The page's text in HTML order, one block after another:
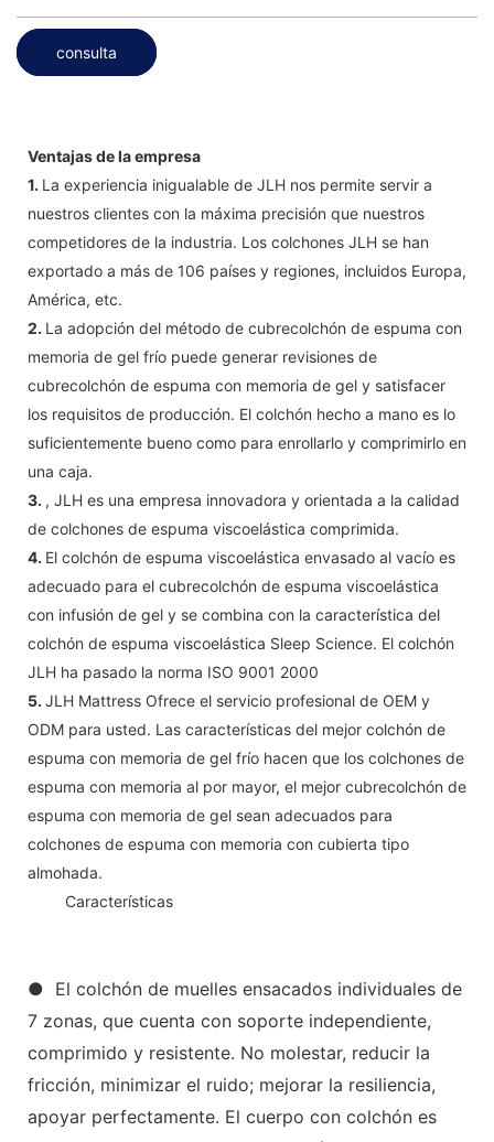
consulta
Ventajas de la empresa
1. La experiencia inigualable de JLH nos permite servir a
nuestros clientes con la máxima precisión que nuestros
competidores de la industria. Los colchones JLH se han
exportado a más de 106 países y regiones, incluidos Europa,
América, etc.
2. La adopción del método de cubrecolchón de espuma con
memoria de gel frío puede generar revisiones de
cubrecolchón de espuma con memoria de gel y satisfacer
los requisitos de producción. El colchón hecho a mano es lo
suficientemente bueno como para enrollarlo y comprimirlo en
una caja.
3. , JLH es una empresa innovadora y orientada a la calidad
de colchones de espuma viscoelástica comprimida.
4. El colchón de espuma viscoelástica envasado al vacío es
adecuado para el cubrecolchón de espuma viscoelástica
con infusión de gel y se combina con la característica del
colchón de espuma viscoelástica Sleep Science. El colchón
JLH ha pasado la norma ISO 9001 2000
5. JLH Mattress Ofrece el servicio profesional de OEM y
ODM para usted. Las características del mejor colchón de
espuma con memoria de gel frío hacen que los colchones de
espuma con memoria al por mayor, el mejor cubrecolchón de
espuma con memoria de gel sean adecuados para
colchones de espuma con memoria con cubierta tipo
almohada.
Características
● El colchón de muelles ensacados individuales de
7 zonas, que cuenta con soporte independiente,
comprimido y resistente. No molestar, reducir la
fricción, minimizar el ruido; mejorar la resiliencia,
apoyar perfectamente. El cuerpo con colchón es